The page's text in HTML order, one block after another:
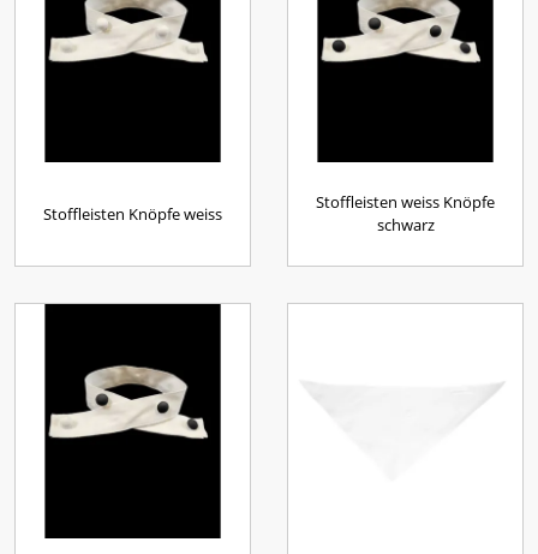
Stoffleisten Knöpfe weiss
Stoffleisten weiss Knöpfe
schwarz